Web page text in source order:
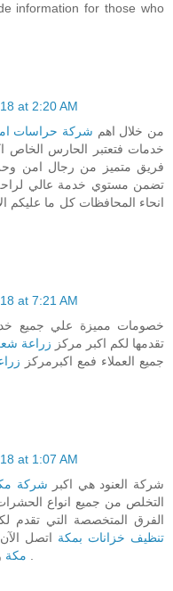
information for those who
at 2:20 AM
من خلال اهم شركة حراسات
خدمات فتعتبر الحارس الخاص
فريق متميز من رجال امن
تضمن مستوي خدمة عالي
انحاء المحافظات كل ما
at 7:21 AM
خصومات مميزة علي جميع
تقدمها لكم اكبر مركز زراعة
جميع العملاء فمع اكبرمركز
at 1:07 AM
شركة العنود هي اكبر شركة
التخلص من جميع انواع
الفرق المتخصصة التي تقدم
تنظيف خزانات بمكة اتصل
مكة